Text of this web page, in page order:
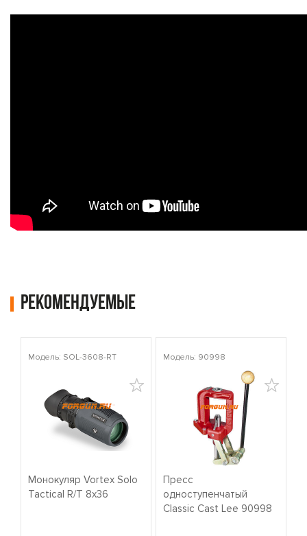
Рекомендуемые
Модель: SOL-3608-RT
Монокуляр Vortex Solo
Tactical R/T 8x36
Модель: 90998
Пресс
одноступенчатый
Classic Cast Lee 90998